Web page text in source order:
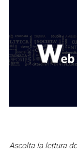
Ascolta la lettura